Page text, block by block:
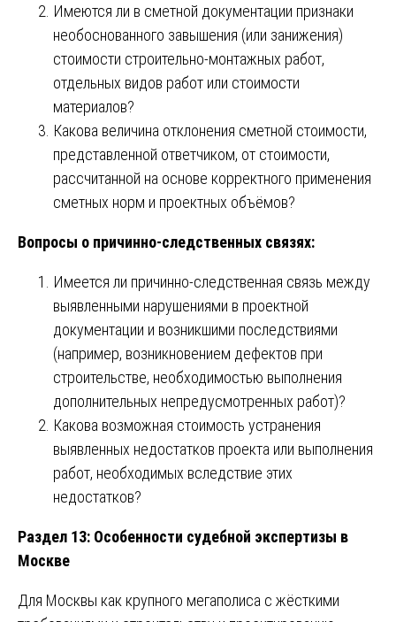
Имеются ли в сметной документации признаки
необоснованного завышения (или занижения)
стоимости строительно-монтажных работ,
отдельных видов работ или стоимости
материалов?
Какова величина отклонения сметной стоимости,
представленной ответчиком, от стоимости,
рассчитанной на основе корректного применения
сметных норм и проектных объёмов?
Вопросы о причинно-следственных связях:
Имеется ли причинно-следственная связь между
выявленными нарушениями в проектной
документации и возникшими последствиями
(например, возникновением дефектов при
строительстве, необходимостью выполнения
дополнительных непредусмотренных работ)?
Какова возможная стоимость устранения
выявленных недостатков проекта или выполнения
работ, необходимых вследствие этих
недостатков?
Раздел 13: Особенности судебной экспертизы в
Москве
Для Москвы как крупного мегаполиса с жёсткими